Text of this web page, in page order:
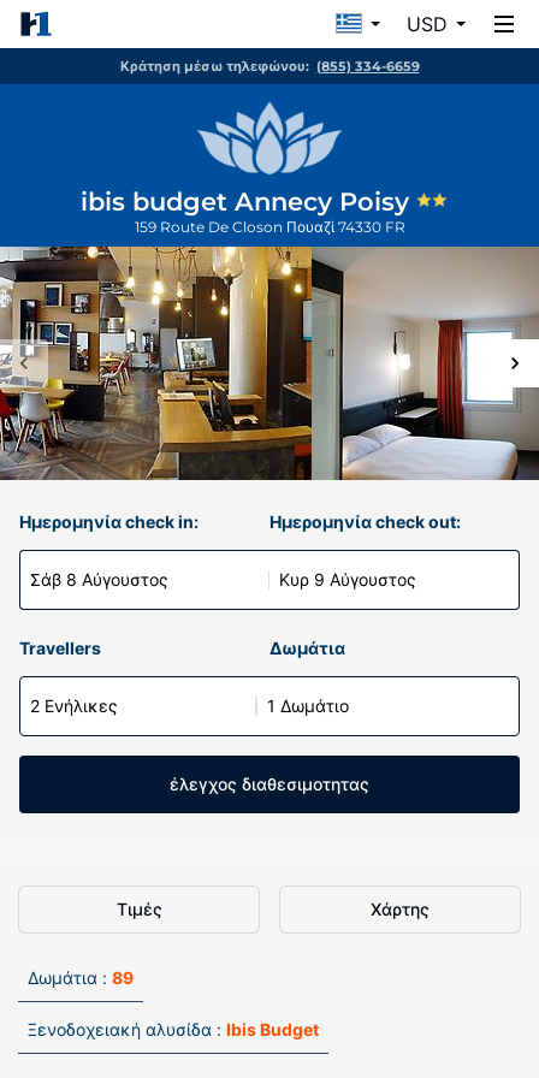
USD
Κράτηση μέσω τηλεφώνου: (855) 334-6659
ibis budget Annecy Poisy
159 Route De Closon Πουαζί74330 FR
Ημερομηνία check in:
Σάβ 8 Αύγουστος
Ημερομηνία check out:
Κυρ 9 Αύγουστος
Travellers Δωμάτια
2 Ενήλικες 1 Δωμάτιο
έλεγχος διαθεσιμοτητας
Τιμές Χάρτης
Δωμάτια : 89
Ξενοδοχειακή αλυσίδα : Ibis Budget